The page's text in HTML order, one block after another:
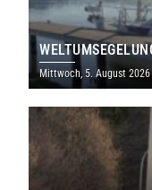
Mittwoch, 5. August 2026